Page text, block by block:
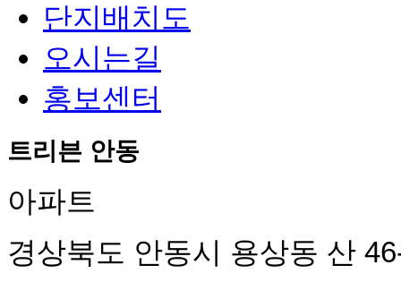
단지배치도
오시는길
홍보센터
트리븐 안동
아파트
경상북도 안동시 용상동 산